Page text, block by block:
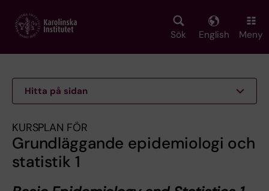
main
Sök English Meny
Hitta på sidan
KURSPLAN FÖR
Grundläggande epidemiologi och
statistik 1